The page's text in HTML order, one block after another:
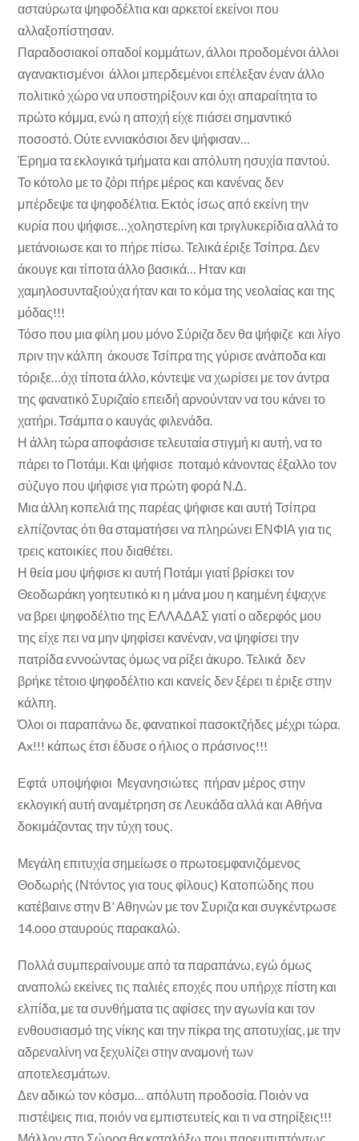
ασταύρωτα ψηφοδέλτια και αρκετοί εκείνοι που
αλλαξοπίστησαν.
Παραδοσιακοί οπαδοί κομμάτων, άλλοι προδομένοι άλλοι
αγανακτισμένοι άλλοι μπερδεμένοι επέλεξαν έναν άλλο
πολιτικό χώρο να υποστηρίξουν και όχι απαραίτητα το
πρώτο κόμμα, ενώ η αποχή είχε πιάσει σημαντικό
ποσοστό. Ούτε εννιακόσιοι δεν ψήφισαν…
Έρημα τα εκλογικά τμήματα και απόλυτη ησυχία παντού.
Το κότολο με το ζόρι πήρε μέρος και κανένας δεν
μπέρδεψε τα ψηφοδέλτια. Εκτός ίσως από εκείνη την
κυρία που ψήφισε…χοληστερίνη και τριγλυκερίδια αλλά το
μετάνοιωσε και το πήρε πίσω. Τελικά έριξε Τσίπρα. Δεν
άκουγε και τίποτα άλλο βασικά… Ηταν και
χαμηλοσυνταξιούχα ήταν και το κόμα της νεολαίας και της
μόδας!!!
Τόσο που μια φίλη μου μόνο Σύριζα δεν θα ψήφιζε και λίγο
πριν την κάλπη άκουσε Τσίπρα της γύρισε ανάποδα και
τόριξε…όχι τίποτα άλλο, κόντεψε να χωρίσει με τον άντρα
της φανατικό Συριζαίο επειδή αρνούνταν να του κάνει το
χατήρι. Τσάμπα ο καυγάς φιλενάδα.
Η άλλη τώρα αποφάσισε τελευταία στιγμή κι αυτή, να το
πάρει το Ποτάμι. Και ψήφισε ποταμό κάνοντας έξαλλο τον
σύζυγο που ψήφισε για πρώτη φορά Ν.Δ.
Μια άλλη κοπελιά της παρέας ψήφισε και αυτή Τσίπρα
ελπίζοντας ότι θα σταματήσει να πληρώνει ΕΝΦΙΑ για τις
τρεις κατοικίες που διαθέτει.
Η θεία μου ψήφισε κι αυτή Ποτάμι γιατί βρίσκει τον
Θεοδωράκη γοητευτικό κι η μάνα μου η καημένη έψαχνε
να βρει ψηφοδέλτιο της ΕΛΛΑΔΑΣ γιατί ο αδερφός μου
της είχε πει να μην ψηφίσει κανέναν, να ψηφίσει την
πατρίδα εννοώντας όμως να ρίξει άκυρο. Τελικά δεν
βρήκε τέτοιο ψηφοδέλτιο και κανείς δεν ξέρει τι έριξε στην
κάλπη.
Όλοι οι παραπάνω δε, φανατικοί πασοκτζήδες μέχρι τώρα.
Ax!!! κάπως έτσι έδυσε ο ήλιος ο πράσινος!!!
Εφτά υποψήφιοι Μεγανησιώτες πήραν μέρος στην
εκλογική αυτή αναμέτρηση σε Λευκάδα αλλά και Αθήνα
δοκιμάζοντας την τύχη τους.
Μεγάλη επιτυχία σημείωσε ο πρωτοεμφανιζόμενος
Θοδωρής (Ντόντος για τους φίλους) Κατοπώδης που
κατέβαινε στην Β’ Αθηνών με τον Συριζα και συγκέντρωσε
14.οοο σταυρούς παρακαλώ.
Πολλά συμπεραίνουμε από τα παραπάνω, εγώ όμως
αναπολώ εκείνες τις παλιές εποχές που υπήρχε πίστη και
ελπίδα, με τα συνθήματα τις αφίσες την αγωνία και τον
ενθουσιασμό της νίκης και την πίκρα της αποτυχίας, με την
αδρεναλίνη να ξεχυλίζει στην αναμονή των
αποτελεσμάτων.
Δεν αδικώ τον κόσμο… απόλυτη προδοσία. Ποιόν να
πιστέψεις πια, ποιόν να εμπιστευτείς και τι να στηρίξεις!!!